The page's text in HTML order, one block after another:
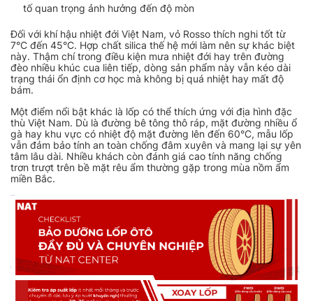
tố quan trọng ảnh hưởng đến độ mòn
Đối với khí hậu nhiệt đới Việt Nam, vỏ Rosso thích nghi tốt từ
7°C đến 45°C. Hợp chất silica thế hệ mới làm nên sự khác biệt
này. Thậm chí trong điều kiện mưa nhiệt đới hay trên đường
đèo nhiều khúc cua liên tiếp, dòng sản phẩm này vẫn kéo dài
trạng thái ổn định cơ học mà không bị quá nhiệt hay mất độ
bám.
Một điểm nổi bật khác là lốp có thể thích ứng với địa hình đặc
thù Việt Nam. Dù là đường bê tông thô ráp, mặt đường nhiều ổ
gà hay khu vực có nhiệt độ mặt đường lên đến 60°C, mẫu lốp
vẫn đảm bảo tính an toàn chống đâm xuyên và mang lại sự yên
tâm lâu dài. Nhiều khách còn đánh giá cao tính năng chống
trơn trượt trên bề mặt rêu ẩm thường gặp trong mùa nồm ẩm
miền Bắc.